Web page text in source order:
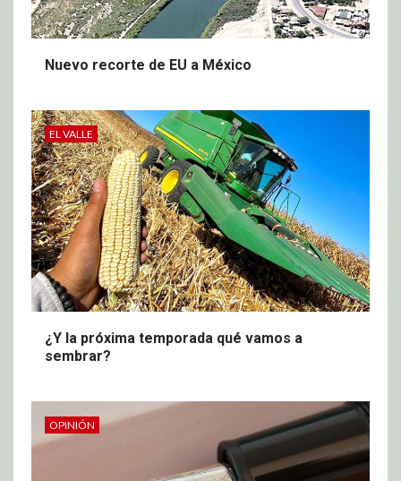
Nuevo recorte de EU a México
EL VALLE
¿Y la próxima temporada qué vamos a
sembrar?
OPINIÓN